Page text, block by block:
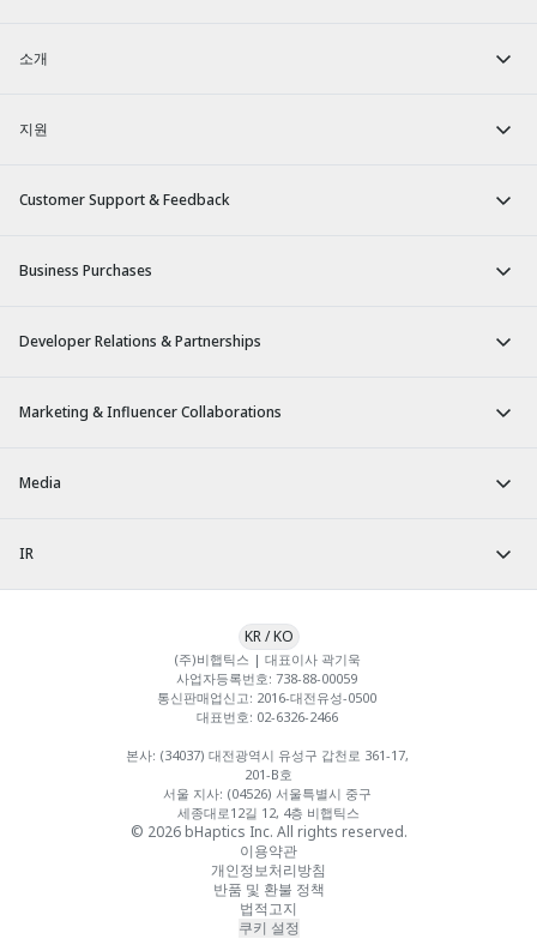
소개
지원
Customer Support & Feedback
Business Purchases
Developer Relations & Partnerships
Marketing & Influencer Collaborations
Media
IR
© 2026 bHaptics Inc. All rights reserved.
이용약관
개인정보처리방침
반품 및 환불 정책
법적고지
쿠키 설정
(주)비햅틱스 | 대표이사 곽기욱
사업자등록번호: 738-88-00059
통신판매업신고: 2016-대전유성-0500
대표번호: 02-6326-2466
본사: (34037) 대전광역시 유성구 갑천로 361-17,
201-B호
서울 지사: (04526) 서울특별시 중구
세종대로12길 12, 4층 비햅틱스
KR/KO